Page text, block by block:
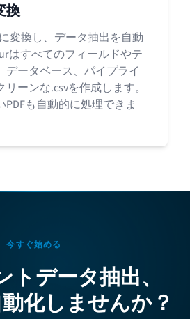
換
変換し、データ抽出を自動
はすべてのフィールドやテ
データベース、パイプライ
ーンな.csvを作成します。
PDFも自動的に処理できま
今すぐ始める
トデータ抽出、
化しませんか？